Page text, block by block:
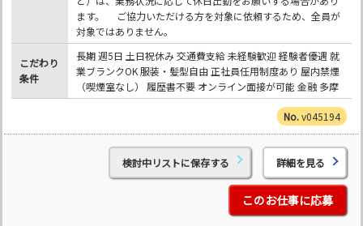
ます。 ご協力いただける方を対象に依頼するため、全員が
対象ではありません。
こだわり
条件
長期 週5日 土日祝休み 交通費支給 未経験歓迎 経験者優遇 就
業ブランクOK 服装・髪型自由 正社員任用制度あり 屋内禁煙
（喫煙室なし） 履歴書不要 オンライン面接が可能 金融 多摩
v045194
検討中リストに保存する 詳細を見る
このお仕事に応募